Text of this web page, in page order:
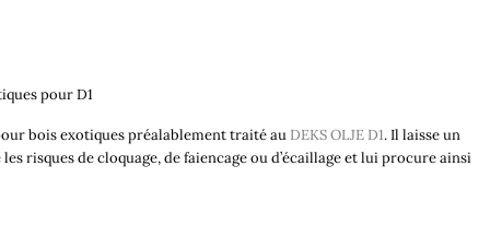
pour D1
bois exotiques préalablement traité au DEKS OLJE D1. Il laisse un
risques de cloquage, de faiencage ou d’écaillage et lui procure ainsi